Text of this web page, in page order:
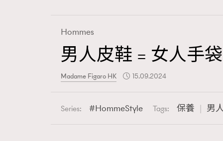
Fashion
Art
Hommes
男人皮鞋 = 女人手
Madame Figaro HK 15.09.2024
Series: HommeStyle Tags: 保養 男